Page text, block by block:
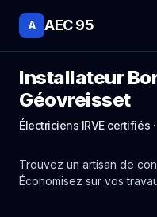
A AEC 95
Installateur
Géovreisset
Électriciens IRVE certifiés
Trouvez un artisan de
Économisez sur vos